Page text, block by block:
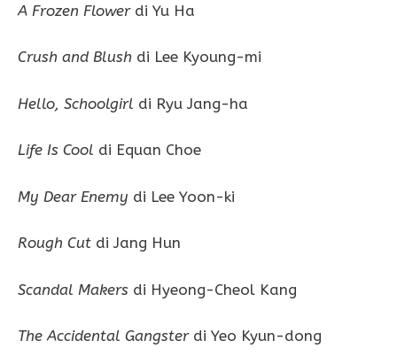
A Frozen Flowerdi Yu Ha
Crush and Blush di Lee Kyoung-mi
Hello, Schoolgirl di Ryu Jang-ha
Life Is Cool di Equan Choe
My Dear Enemy di Lee Yoon-ki
Rough Cut di Jang Hun
Scandal Makers di Hyeong-Cheol Kang
The Accidental Gangsterdi Yeo Kyun-dong